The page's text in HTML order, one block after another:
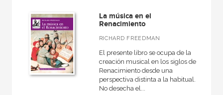
La música en el
Renacimiento
RICHARD FREEDMAN
El presente libro se ocupa de la
creación musical en los siglos del
Renacimiento desde una
perspectiva distinta a la habitual.
No desecha el...